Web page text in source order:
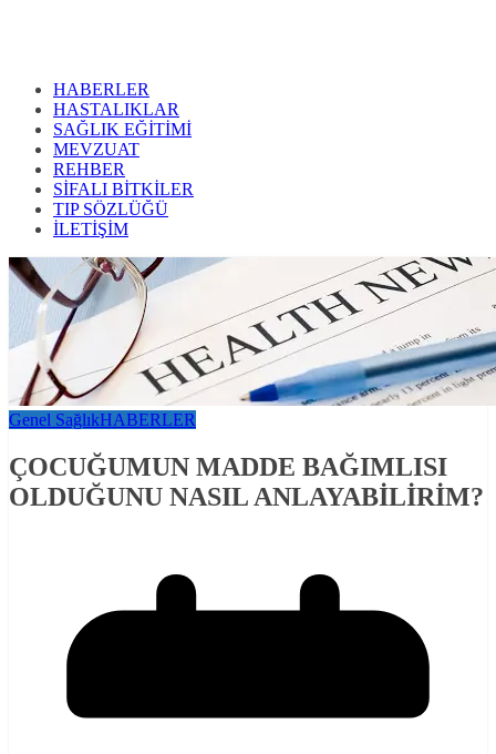
HABERLER
HASTALIKLAR
SAĞLIK EĞİTİMİ
MEVZUAT
REHBER
SİFALI BİTKİLER
TIP SÖZLÜĞÜ
İLETİŞİM
Genel SağlıkHABERLER
ÇOCUĞUMUN MADDE BAĞIMLISI
OLDUĞUNU NASIL ANLAYABİLİRİM?